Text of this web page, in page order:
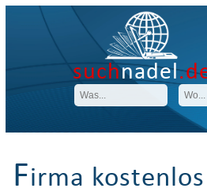
suchnadel
Firma